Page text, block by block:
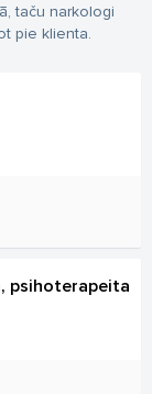
taču narkologi
pie klienta.
psihoterapeita